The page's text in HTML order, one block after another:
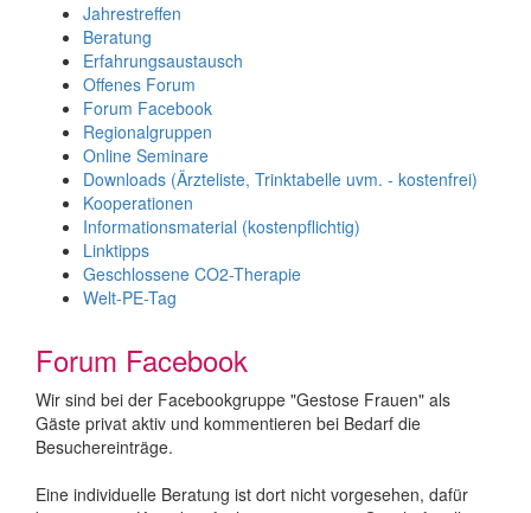
Jahrestreffen
Beratung
Erfahrungsaustausch
Offenes Forum
Forum Facebook
Regionalgruppen
Online Seminare
Downloads (Ärzteliste, Trinktabelle uvm. - kostenfrei)
Kooperationen
Informationsmaterial (kostenpflichtig)
Linktipps
Geschlossene CO2-Therapie
Welt-PE-Tag
Forum Facebook
Wir sind bei der Facebookgruppe "Gestose Frauen" als
Gäste privat aktiv und kommentieren bei Bedarf die
Besuchereinträge.
Eine individuelle Beratung ist dort nicht vorgesehen, dafür